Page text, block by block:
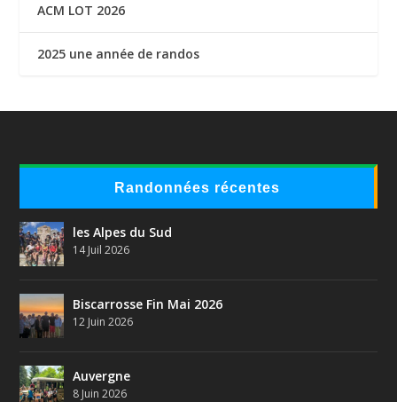
ACM LOT 2026
2025 une année de randos
Randonnées récentes
les Alpes du Sud
14 Juil 2026
Biscarrosse Fin Mai 2026
12 Juin 2026
Auvergne
8 Juin 2026